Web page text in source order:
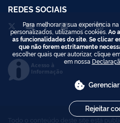
REDES SOCIAIS
Acesso à
Informação
Todo o conteúdo deste site está
Para melhorar a sua experiência
personalizados, utilizamos cookies. Ao
as funcionalidades do site. Se clicar
que não forem estritamente
escolher quais quer autorizar, clique
em nossa
Rejeitar